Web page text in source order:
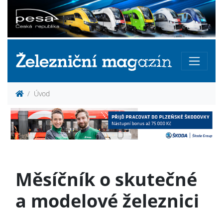
Úvod
Měsíčník o skutečné
a modelové železnici